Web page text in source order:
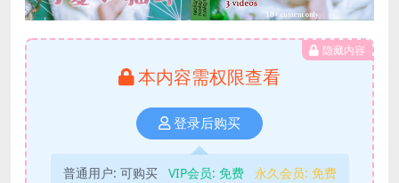
隐藏内容
本内容需权限查看
登录后购买
普通用户: 可购买 VIP会员: 免费 永久会员: 免费